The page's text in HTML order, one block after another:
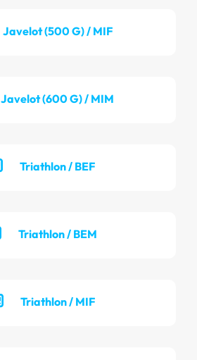
Javelot (500 G) / MIF
Javelot (600 G) / MIM
Triathlon / BEF
Triathlon / BEM
Triathlon / MIF